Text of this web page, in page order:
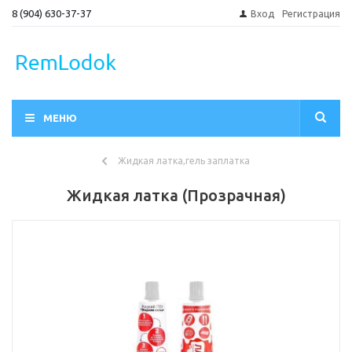
8 (904) 630-37-37 Вход Регистрация
МЕНЮ
Жидкая латка,гель заплатка
Жидкая латка (Прозрачная)